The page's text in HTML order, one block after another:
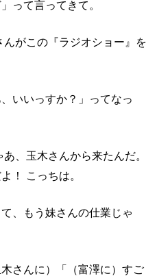
って言ってきて。
がこの『ラジオショー』を
いいっすか？」ってなっ
、玉木さんから来たんだ。
！ こっちは。
、もう妹さんの仕業じゃ
さんに）「（富澤に）すご